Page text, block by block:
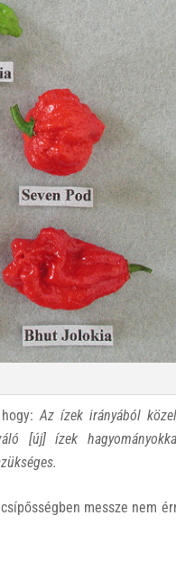
hogy:Az ízek irányából
[új] ízek
csípősségben messze nem